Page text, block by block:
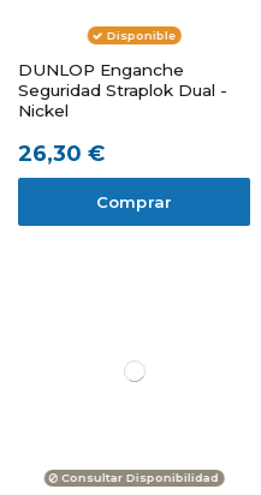
Disponible
DUNLOP Enganche
Seguridad Straplok Dual -
Nickel
26,30 €
Comprar
Consultar Disponibilidad